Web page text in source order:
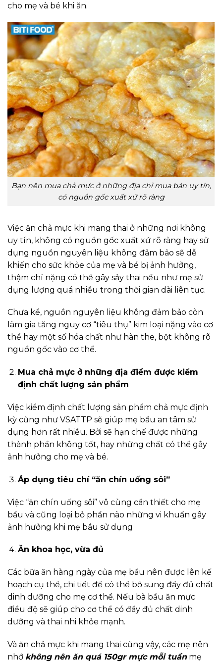
cho mẹ và bé khi ăn.
Bạn nên mua chả mực ở những địa chỉ mua bán uy tín,
có nguồn gốc xuất xứ rõ ràng
Việc ăn chả mực khi mang thai ở những nơi không
uy tín, không có nguồn gốc xuất xứ rõ ràng hay sử
dụng nguồn nguyên liệu không đảm bảo sẽ dễ
khiến cho sức khỏe của mẹ và bé bị ảnh hưởng,
thậm chí nặng có thể gây sảy thai nếu như mẹ sử
dụng lượng quá nhiều trong thời gian dài liên tục.
Chưa kể, nguồn nguyên liệu không đảm bảo còn
làm gia tăng nguy cơ “tiêu thụ” kim loại nặng vào cơ
thể hay một số hóa chất như hàn the, bột không rõ
nguồn gốc vào cơ thể.
Mua chả mực ở những địa điểm được kiểm
định chất lượng sản phẩm
Việc kiểm định chất lượng sản phẩm chả mực định
kỳ cũng như VSATTP sẽ giúp mẹ bầu an tâm sử
dụng hơn rất nhiều. Bởi sẽ hạn chế được những
thành phần không tốt, hay những chất có thể gây
ảnh hưởng cho mẹ và bé.
Áp dụng tiêu chí “ăn chín uống sôi”
Việc “ăn chín uống sôi” vô cùng cần thiết cho mẹ
bầu và cũng loại bỏ phần nào những vi khuẩn gây
ảnh hưởng khi mẹ bầu sử dụng
Ăn khoa học, vừa đủ
Các bữa ăn hàng ngày của mẹ bầu nên được lên kế
hoạch cụ thể, chi tiết để có thể bổ sung đầy đủ chất
dinh dưỡng cho mẹ cơ thể. Nếu bà bầu ăn mực
điều độ sẽ giúp cho cơ thể có đầy đủ chất dinh
dưỡng và thai nhi khỏe mạnh.
Và ăn chả mực khi mang thai cũng vậy, các mẹ nên
nhớ không nên ăn quá 150gr mực mỗi tuầnmẹ